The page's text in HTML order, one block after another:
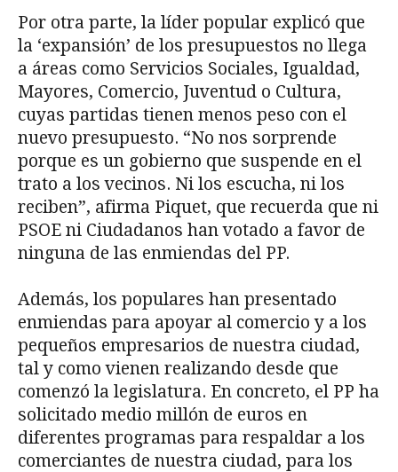
Por otra parte, la líder popular explicó que
la ‘expansión’ de los presupuestos no llega
a áreas como Servicios Sociales, Igualdad,
Mayores, Comercio, Juventud o Cultura,
cuyas partidas tienen menos peso con el
nuevo presupuesto. “No nos sorprende
porque es un gobierno que suspende en el
trato a los vecinos. Ni los escucha, ni los
reciben”, afirma Piquet, que recuerda que ni
PSOE ni Ciudadanos han votado a favor de
ninguna de las enmiendas del PP.
Además, los populares han presentado
enmiendas para apoyar al comercio y a los
pequeños empresarios de nuestra ciudad,
tal y como vienen realizando desde que
comenzó la legislatura. En concreto, el PP ha
solicitado medio millón de euros en
diferentes programas para respaldar a los
comerciantes de nuestra ciudad, para los